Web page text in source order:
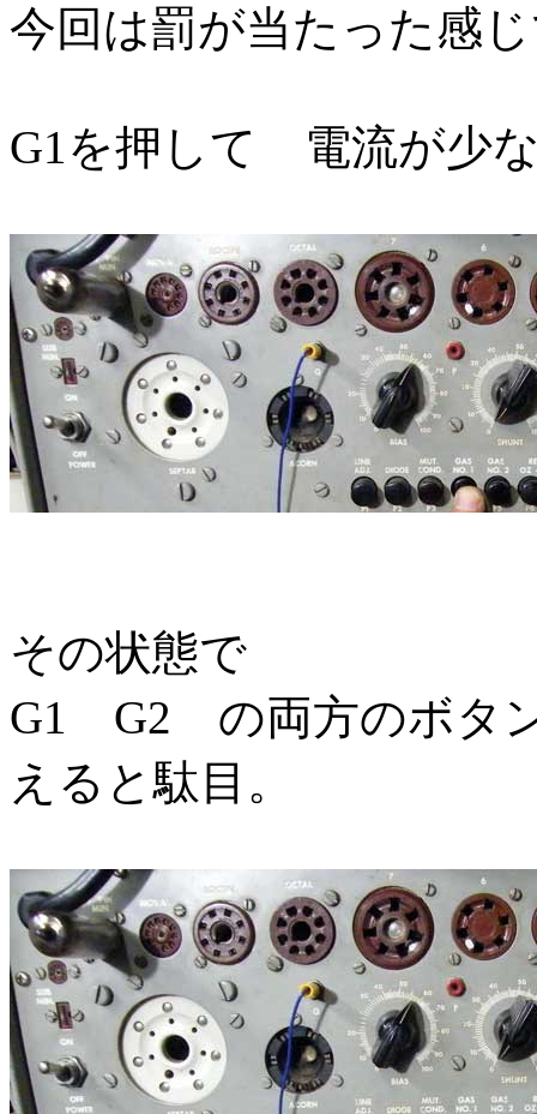
今回は罰が当たった感
G1を押して 電流が少
その状態で
G1 G2 の両方のボタ
えると駄目。